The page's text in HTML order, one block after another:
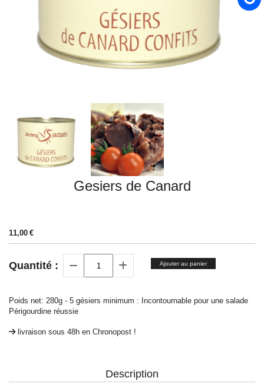
Gesiers de Canard
11,00 €
Quantité : Ajouter au panier
Poids net: 280g - 5 gésiers minimum : Incontournable pour une salade
Périgourdine réussie
livraison sous 48h en Chronopost !
Description